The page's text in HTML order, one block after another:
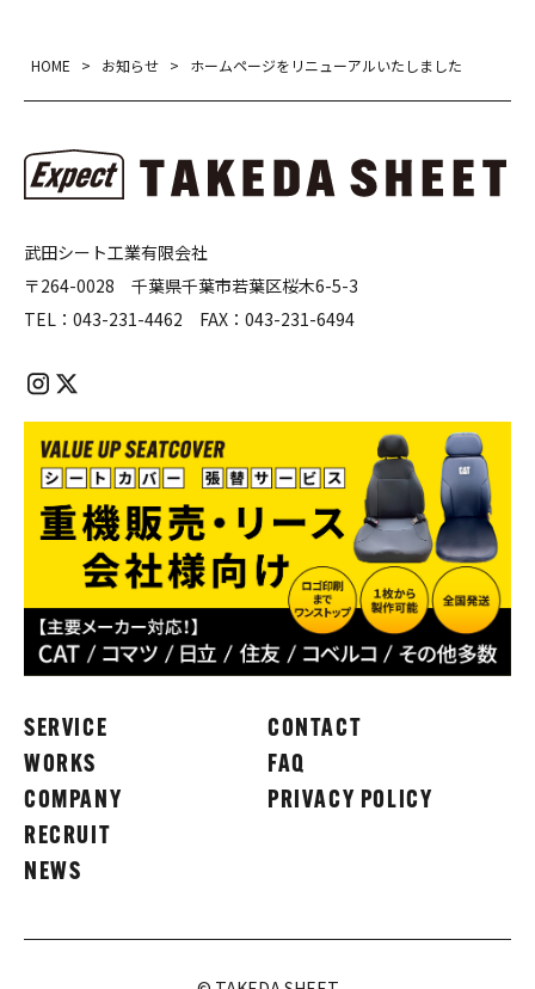
HOME > お知らせ > ホームページをリニューアルいたしました
武田シート工業有限会社
〒264-0028 千葉県千葉市若葉区桜木6-5-3
TEL： 043-231-4462 FAX： 043-231-6494
SERVICE
WORKS
COMPANY
RECRUIT
NEWS
CONTACT
FAQ
PRIVACY POLICY